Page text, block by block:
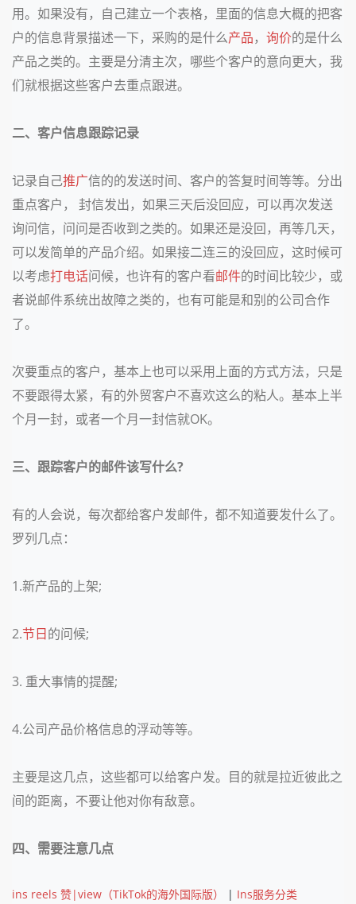
用。如果没有，自己建立一个表格，里面的信息大概的把客
户的信息背景描述一下，采购的是什么产品， 询价的是什么
产品之类的。主要是分清主次，哪些个客户的意向更大，我
们就根据这些客户去重点跟进。
二、客户信息跟踪记录
记录自己推广信的的发送时间、客户的答复时间等等。分出
重点客户， 封信发出，如果三天后没回应，可以再次发送
询问信，问问是否收到之类的。如果还是没回，再等几天，
可以发简单的产品介绍。如果接二连三的没回应，这时候可
以考虑打电话问候，也许有的客户看邮件的时间比较少，或
者说邮件系统出故障之类的，也有可能是和别的公司合作
了。
次要重点的客户，基本上也可以采用上面的方式方法，只是
不要跟得太紧，有的外贸客户不喜欢这么的粘人。基本上半
个月一封，或者一个月一封信就OK。
三、跟踪客户的邮件该写什么?
有的人会说，每次都给客户发邮件，都不知道要发什么了。
罗列几点：
1.新产品的上架;
2.节日的问候;
3. 重大事情的提醒;
4.公司产品价格信息的浮动等等。
主要是这几点，这些都可以给客户发。目的就是拉近彼此之
间的距离，不要让他对你有敌意。
四、需要注意几点
ins reels 赞|view（TikTok的海外国际版） | Ins服务分类